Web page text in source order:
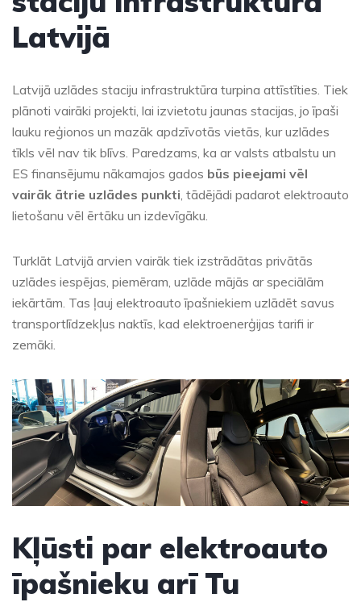
Latvijā
Latvijā uzlādes staciju infrastruktūra turpina attīstīties. Tiek
plānoti vairāki projekti, lai izvietotu jaunas stacijas, jo īpaši
lauku reģionos un mazāk apdzīvotās vietās, kur uzlādes
tīkls vēl nav tik blīvs. Paredzams, ka ar valsts atbalstu un
ES finansējumu nākamajos gados būs pieejami vēl
vairāk ātrie uzlādes punkti, tādējādi padarot elektroauto
lietošanu vēl ērtāku un izdevīgāku.
Turklāt Latvijā arvien vairāk tiek izstrādātas privātās
uzlādes iespējas, piemēram, uzlāde mājās ar speciālām
iekārtām. Tas ļauj elektroauto īpašniekiem uzlādēt savus
transportlīdzekļus naktīs, kad elektroenerģijas tarifi ir
zemāki.
Kļūsti par elektroauto
īpašnieku arī Tu